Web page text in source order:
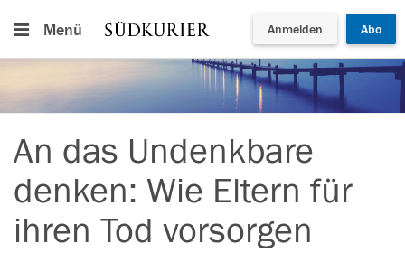
Menü Anmelden Abo
An das Undenkbare
denken: Wie Eltern für
ihren Tod vorsorgen